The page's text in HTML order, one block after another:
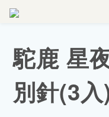
駝鹿 星
別針(3入